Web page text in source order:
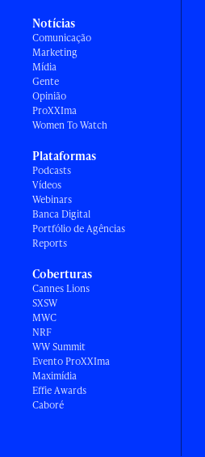
Notícias
Comunicação
Marketing
Mídia
Gente
Opinião
ProXXIma
Women To Watch
Plataformas
Podcasts
Vídeos
Webinars
Banca Digital
Portfólio de Agências
Reports
Coberturas
Cannes Lions
SXSW
MWC
NRF
WW Summit
Evento ProXXIma
Maximídia
Effie Awards
Caboré